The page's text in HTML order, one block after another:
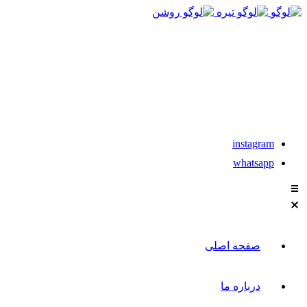
instagram
whatsapp
صفحه اصلی
درباره ما